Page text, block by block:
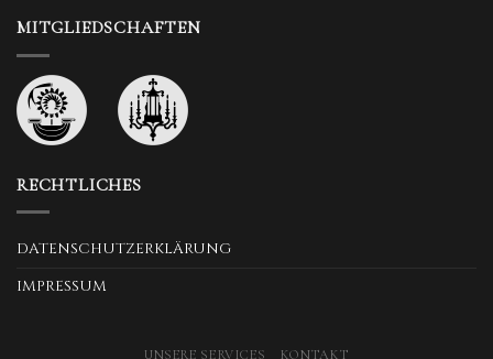
MITGLIEDSCHAFTEN
RECHTLICHES
DATENSCHUTZERKLÄRUNG
IMPRESSUM
UNSERE SERVICES KONTAKT